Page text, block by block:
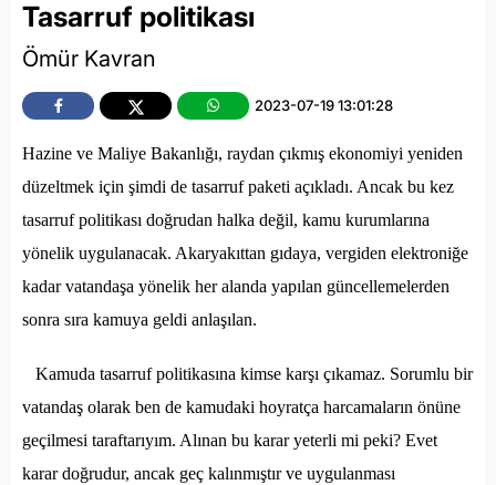
Tasarruf politikası
Ömür Kavran
2023-07-19 13:01:28
Hazine ve Maliye Bakanlığı, raydan çıkmış ekonomiyi yeniden
düzeltmek için şimdi de tasarruf paketi açıkladı. Ancak bu kez
tasarruf politikası doğrudan halka değil, kamu kurumlarına
yönelik uygulanacak. Akaryakıttan gıdaya, vergiden elektroniğe
kadar vatandaşa yönelik her alanda yapılan güncellemelerden
sonra sıra kamuya geldi anlaşılan.
Kamuda tasarruf politikasına kimse karşı çıkamaz. Sorumlu bir
vatandaş olarak ben de kamudaki hoyratça harcamaların önüne
geçilmesi taraftarıyım. Alınan bu karar yeterli mi peki? Evet
karar doğrudur, ancak geç kalınmıştır ve uygulanması